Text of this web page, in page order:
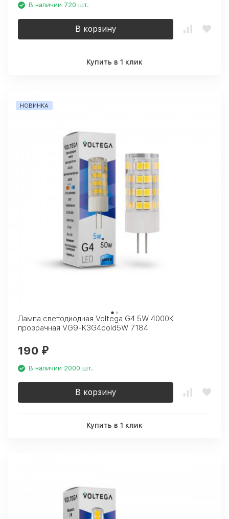
В наличии 720 шт.
В корзину
Купить в 1 клик
НОВИНКА
Лампа светодиодная Voltega G4 5W 4000К
прозрачная VG9-K3G4cold5W 7184
190 ₽
В наличии 2000 шт.
В корзину
Купить в 1 клик